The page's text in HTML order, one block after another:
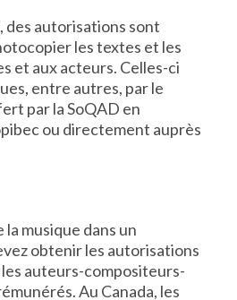
des autorisations sont
les textes et les
et aux acteurs. Celles-ci
entre autres, par le
par la SoQAD en
ou directement auprès
musique dans un
obtenir les autorisations
auteurs-compositeurs-
Au Canada, les